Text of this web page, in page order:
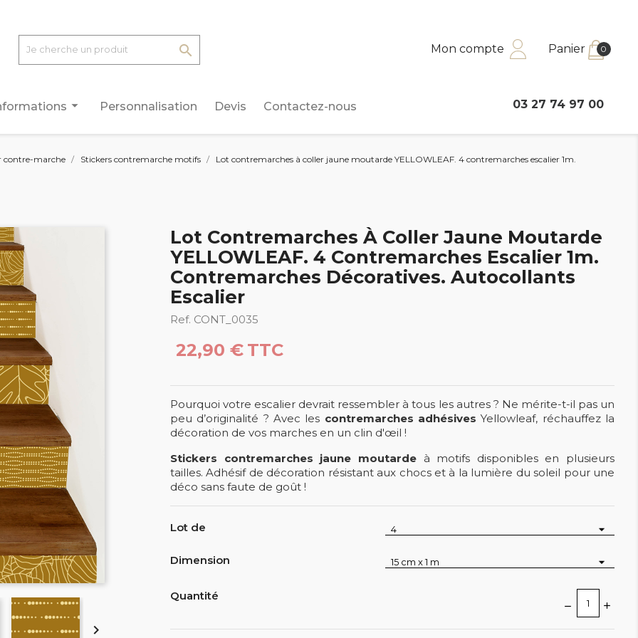
 Mon compte Panier 0
arrow_drop_down Personnalisation Devis Contactez-nous 03 27 74 97 00
contre-marche Stickers contremarche motifs Lot contremarches à coller jaune moutarde YELLOWLEAF. 4 contremarches escalier 1m.

Lot Contremarches À Coller Jaune Moutarde
YELLOWLEAF. 4 Contremarches Escalier 1m.
Contremarches Décoratives. Autocollants
Escalier
Ref. CONT_0035
22,90 € TTC
Pourquoi votre escalier devrait ressembler à tous les autres ? Ne mérite-t-il pas un
peu d’originalité ? Avec les contremarches adhésives Yellowleaf, réchauffez la
décoration de vos marches en un clin d'œil !
Stickers contremarches jaune moutardeà motifs disponibles en plusieurs
tailles. Adhésif de décoration résistant aux chocs et à la lumière du soleil pour une
déco sans faute de goût !
Lot de
Dimension
Quantité